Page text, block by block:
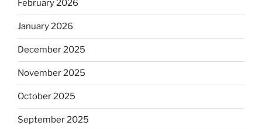
February 2026
January 2026
December 2025
November 2025
October 2025
September 2025